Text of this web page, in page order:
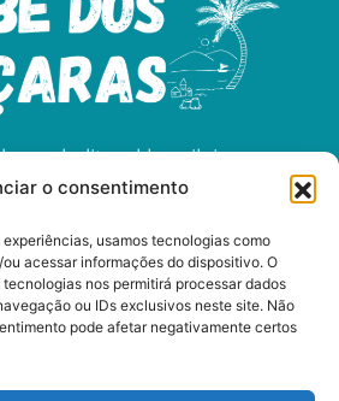
o consentimento
usamos tecnologias como
acessar informações do dispositivo. O
nos permitirá processar dados
ou IDs exclusivos neste site. Não
pode afetar negativamente certos
pelo litoral brasileiro e
as maravilhas das
e gastronomia.
© 2024 Todos os Direitos